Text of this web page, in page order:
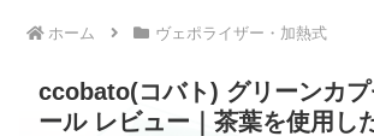
ホーム ヴェポライザー・加熱式
ccobato(コバト) グリーンカプ
ール レビュー｜茶葉を使用し